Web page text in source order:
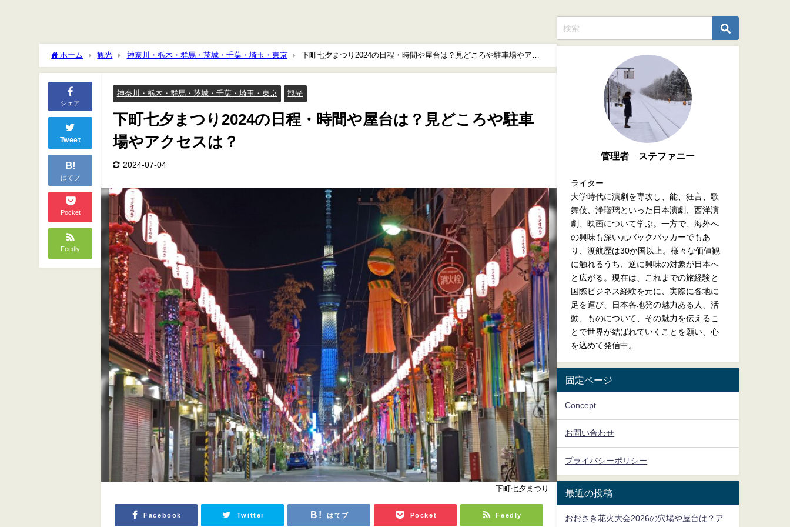
ホーム 観光 神奈川・栃木・群馬・茨城・千葉・埼玉・東京
下町七夕まつり2024の日程・時間や屋台は？見どころや駐車場やアク
セスは？
シェア
Tweet
B!
はてブ
Pocket
Feedly
神奈川・栃木・群馬・茨城・千葉・埼玉・東京 観光
下町七夕まつり2024の日程・時間や屋台は？見どころや駐車
場やアクセスは？
2024-07-04
下町七夕まつり
Facebook Twitter はてブ Pocket Feedly
管理者 ステファニー
ライター
大学時代に演劇を専攻し、能、狂言、歌
舞伎、浄瑠璃といった日本演劇、西洋演
劇、映画について学ぶ。一方で、海外へ
の興味も深い元バックパッカーでもあ
り、渡航歴は30か国以上。様々な価値観
に触れるうち、逆に興味の対象が日本へ
と広がる。現在は、これまでの旅経験と
国際ビジネス経験を元に、実際に各地に
足を運び、日本各地発の魅力ある人、活
動、ものについて、その魅力を伝えるこ
とで世界が結ばれていくことを願い、心
を込めて発信中。
固定ページ
Concept
お問い合わせ
プライバシーポリシー
最近の投稿
おおさき花火大会2026の穴場や屋台は？ア